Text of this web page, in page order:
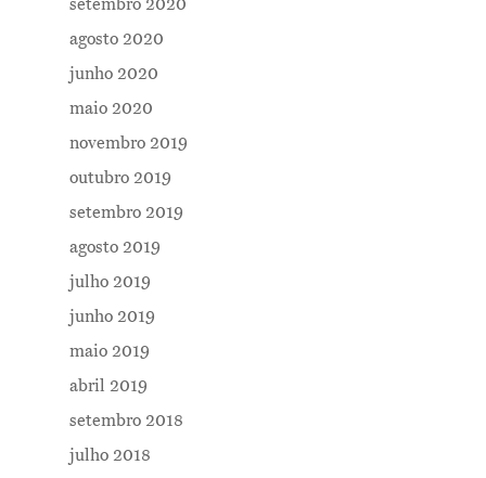
setembro 2020
agosto 2020
junho 2020
maio 2020
novembro 2019
outubro 2019
setembro 2019
agosto 2019
julho 2019
junho 2019
maio 2019
abril 2019
setembro 2018
julho 2018